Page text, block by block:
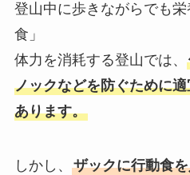
登山中に歩きながらでも
食」
体力を消耗する登山では、
ノックなどを防ぐために
あります。
しかし、 ザックに行動食